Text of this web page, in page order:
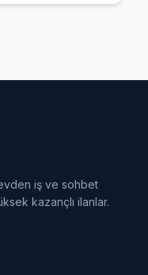
iş ve sohbet
kazançlı ilanlar.